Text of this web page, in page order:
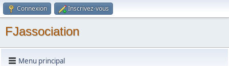
Connexion Inscrivez-vous
FJassociation
Menu principal